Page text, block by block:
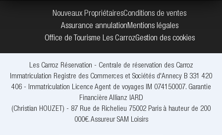
Nouveaux PropriétairesConditions de ventes
Assurance annulationMentions légales
Office de Tourisme Les CarrozGestion des cookies
Les Carroz Réservation - Centrale de réservation des Carroz
Immatriculation Registre des Commerces et Sociétés d'Annecy B 331 420
406 - Immatriculation Licence Agent de voyages IM 074150007. Garantie
Financière Allianz IARD
(Christian HOUZET) - 87 Rue de Richelieu 75002 Paris à hauteur de 200
000€. Assureur SAM Loisirs